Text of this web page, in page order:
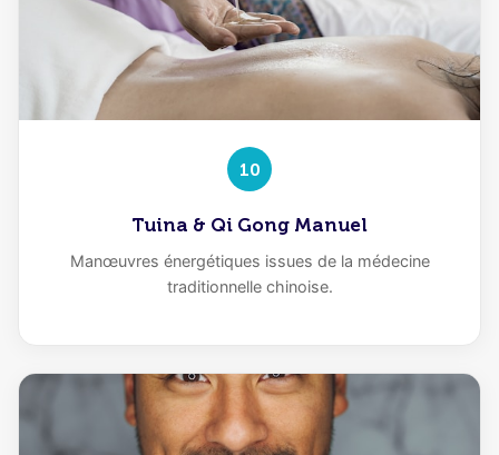
10
Tuina & Qi Gong Manuel
Manœuvres énergétiques issues de la médecine
traditionnelle chinoise.